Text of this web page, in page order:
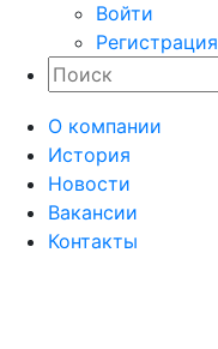
Войти
Регистрация
О компании
История
Новости
Вакансии
Контакты